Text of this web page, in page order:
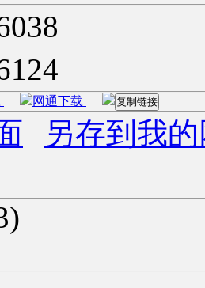
网通下载 复制链接
另存到我
)